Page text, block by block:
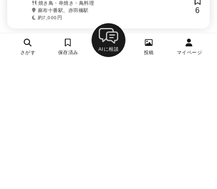
焼き鳥・串焼き・鳥料理
麻布十番駅、赤羽橋駅
約7,000円
6
さがす 保存済み
AIに相談
投稿 マイページ